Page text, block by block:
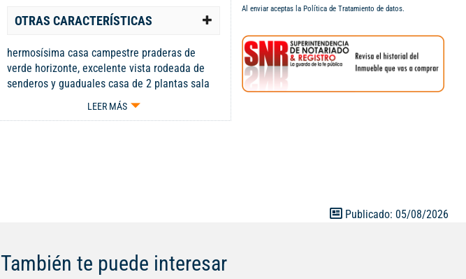
OTRAS CARACTERÍSTICAS
hermosísima casa campestre praderas de
verde horizonte, excelente vista rodeada de
senderos y guaduales casa de 2 plantas sala
comedor, cocina integral amplia, baño de
oficio, zona social, segundo piso tres cuartos
LEER MÁS
Al enviar aceptas la Política de Tratamiento de datos.
Publicado: 05/08/2026
También te puede interesar